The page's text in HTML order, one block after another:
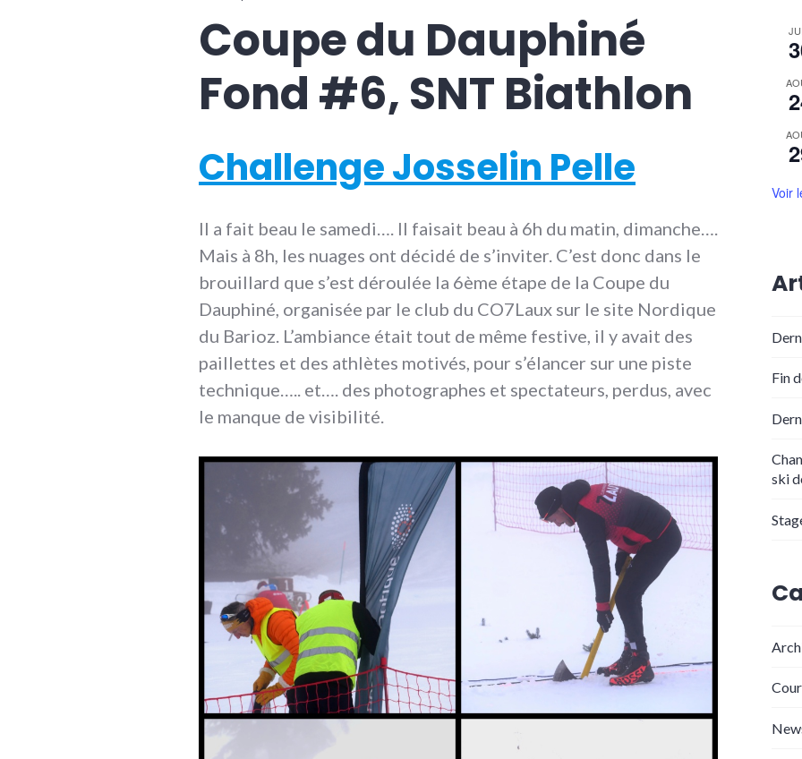
Coupe du Dauphiné
Fond #6, SNT Biathlon
Challenge Josselin Pelle
Il a fait beau le samedi…. Il faisait beau à 6h du matin, dimanche….
Mais à 8h, les nuages ont décidé de s’inviter. C’est donc dans le
brouillard que s’est déroulée la 6ème étape de la Coupe du
Dauphiné, organisée par le club du CO7Laux sur le site Nordique
du Barioz. L’ambiance était tout de même festive, il y avait des
paillettes et des athlètes motivés, pour s’élancer sur une piste
technique….. et…. des photographes et spectateurs, perdus, avec
le manque de visibilité.
Voir
Fin
ski